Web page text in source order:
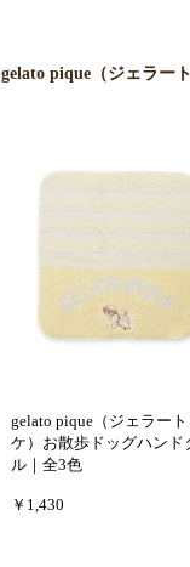
gelato pique（ジェラー
gelato pique（ジェラー
ケ）お散歩ドッグハンド
ル｜全3色
￥1,430